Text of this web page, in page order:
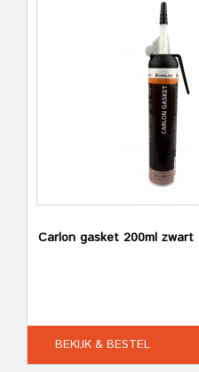
Carlon gasket 200ml zwart
BEKIJK & BESTEL